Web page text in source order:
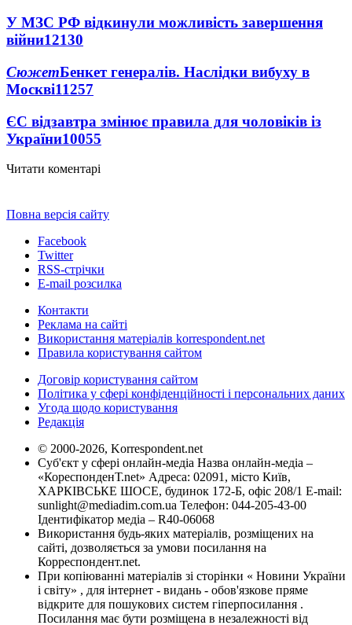
У МЗС РФ відкинули можливість завершення
війни12130
СюжетБенкет генералів. Наслідки вибуху в
Москві11257
ЄС відзавтра змінює правила для чоловіків із
України10055
Читати коментарі
Повна версія сайту
Facebook
Twitter
RSS-стрічки
E-mail розсилка
Контакти
Реклама на сайті
Використання матеріалів korrespondent.net
Правила користування сайтом
Договір користування сайтом
Політика у сфері конфіденційності і персональних даних
Угода щодо користування
Редакція
© 2000-2026, Korrespondent.net
Суб'єкт у сфері онлайн-медіа Назва онлайн-медіа –
«КореспонденТ.net» Адреса: 02091, місто Київ,
ХАРКІВСЬКЕ ШОСЕ, будинок 172-Б, офіс 208/1 E-mail:
sunlight@mediadim.com.ua Телефон: 044-205-43-00
Ідентифікатор медіа – R40-06068
Використання будь-яких матеріалів, розміщених на
сайті, дозволяється за умови посилання на
Корреспондент.net.
При копіюванні матеріалів зі сторінки « Новини України
і світу» , для інтернет - видань - обов'язкове пряме
відкрите для пошукових систем гіперпосилання .
Посилання має бути розміщена в незалежності від